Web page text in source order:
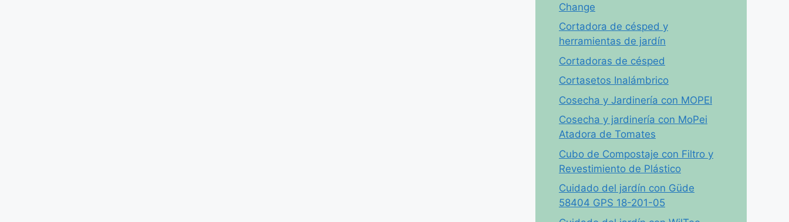
Change
Cortadora de césped y
herramientas de jardín
Cortadoras de césped
Cortasetos Inalámbrico
Cosecha y Jardinería con MOPEI
Cosecha y jardinería con MoPei
Atadora de Tomates
Cubo de Compostaje con Filtro y
Revestimiento de Plástico
Cuidado del jardín con Güde
58404 GPS 18-201-05